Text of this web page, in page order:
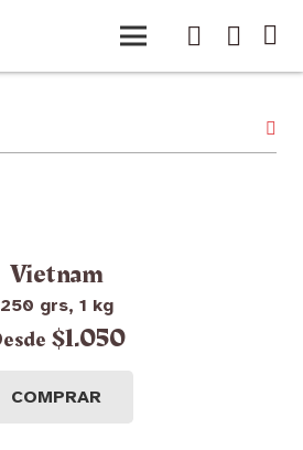
Vietnam
250 grs, 1 kg
$1.050
COMPRAR